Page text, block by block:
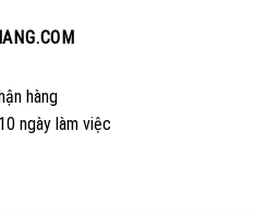
hàng
ngày làm việc